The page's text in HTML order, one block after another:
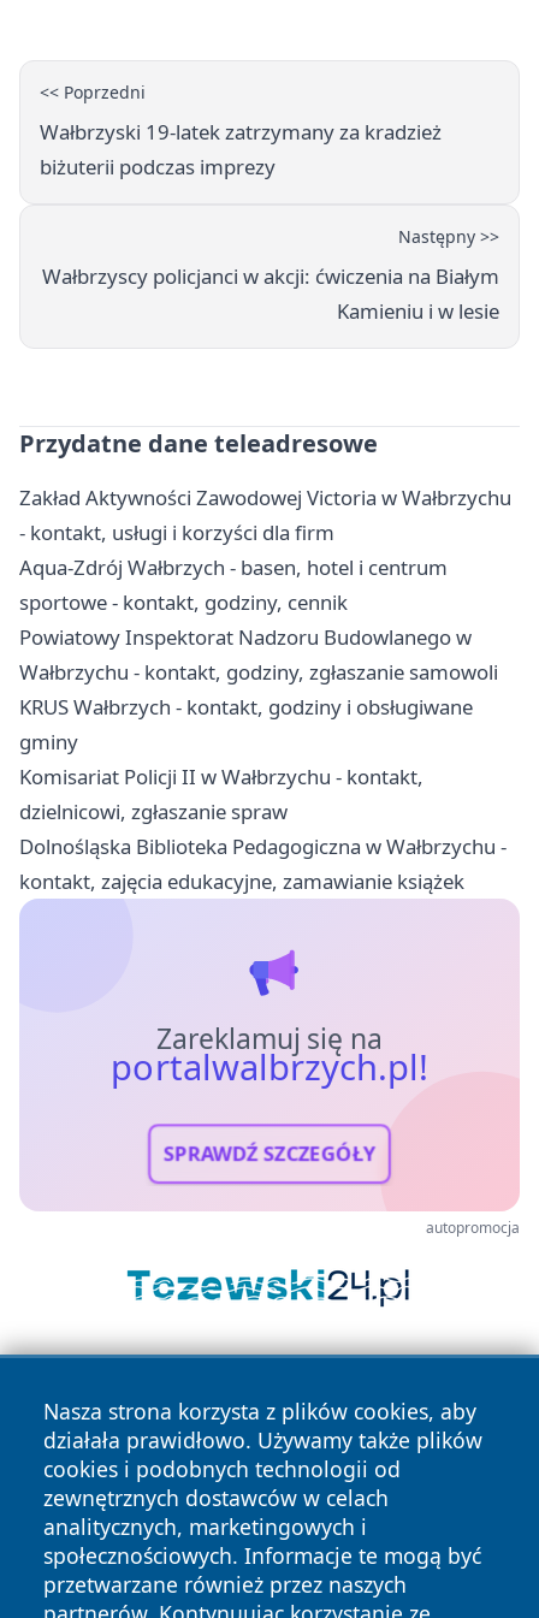
<< Poprzedni
Wałbrzyski 19-latek zatrzymany za kradzież
biżuterii podczas imprezy
Następny >>
Wałbrzyscy policjanci w akcji: ćwiczenia na Białym
Kamieniu i w lesie
Przydatne dane teleadresowe
Zakład Aktywności Zawodowej Victoria w Wałbrzychu
- kontakt, usługi i korzyści dla firm
Aqua-Zdrój Wałbrzych - basen, hotel i centrum
sportowe - kontakt, godziny, cennik
Powiatowy Inspektorat Nadzoru Budowlanego w
Wałbrzychu - kontakt, godziny, zgłaszanie samowoli
KRUS Wałbrzych - kontakt, godziny i obsługiwane
gminy
Komisariat Policji II w Wałbrzychu - kontakt,
dzielnicowi, zgłaszanie spraw
Dolnośląska Biblioteka Pedagogiczna w Wałbrzychu -
kontakt, zajęcia edukacyjne, zamawianie książek
Zareklamuj się na
portalwalbrzych.pl!
SPRAWDŹ SZCZEGÓŁY
autopromocja
Nasza strona korzysta z plików cookies, aby
działała prawidłowo. Używamy także plików
cookies i podobnych technologii od
zewnętrznych dostawców w celach
analitycznych, marketingowych i
społecznościowych. Informacje te mogą być
przetwarzane również przez naszych
Copyright © 2026 portalwalbrzych.pl Wszystkie prawa
zastrzeżone.